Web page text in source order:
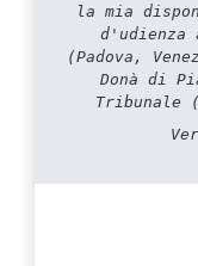
la mia
d'udienza
(Padova,
Donà di
Tribunale